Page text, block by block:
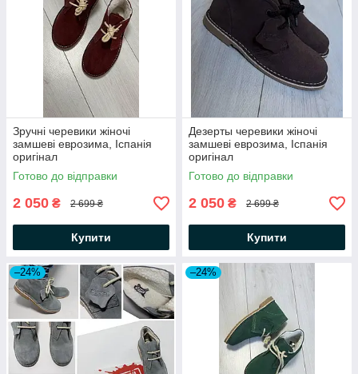
Зручні черевики жіночі
замшеві еврозима, Іспанія
оригінал
Готово до відправки
2 050 ₴ 2 699 ₴
Купити
Дезерты черевики жіночі
замшеві еврозима, Іспанія
оригінал
Готово до відправки
2 050 ₴ 2 699 ₴
Купити
–24% –24%